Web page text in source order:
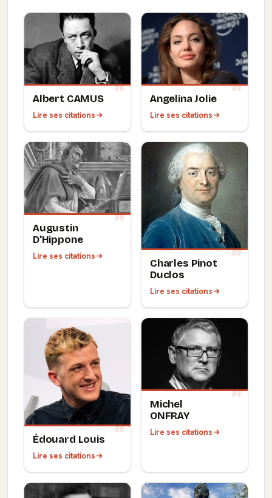
Albert CAMUS
Lire ses citations
Angelina Jolie
Lire ses citations
Augustin
D'Hippone
Lire ses citations
Charles Pinot
Duclos
Lire ses citations
Édouard Louis
Lire ses citations
Michel
ONFRAY
Lire ses citations